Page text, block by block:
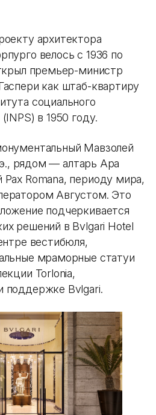
архитектора
велось с 1936 по
премьер-министр
как штаб-квартиру
социального
в 1950 году.
Мавзолей
рядом — алтарь Ара
Romana, периоду мира,
Августом. Это
подчеркивается
решений в Bvlgari Hotel
вестибюля,
мраморные статуи
Torlonia,
поддержке Bvlgari.